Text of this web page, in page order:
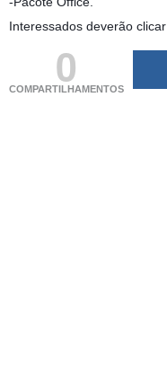
Interessados deverão clicar
0
COMPARTILHAMENTOS